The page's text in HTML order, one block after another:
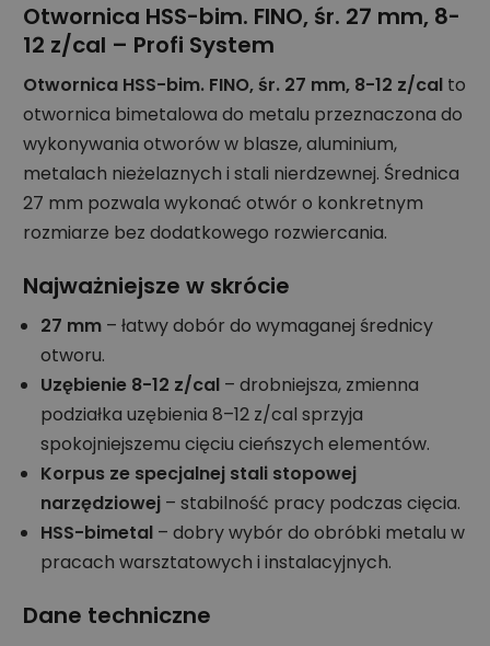
Otwornica HSS-bim. FINO, śr. 27 mm, 8-
12 z/cal – Profi System
Otwornica HSS-bim. FINO, śr. 27 mm, 8-12 z/cal to
otwornica bimetalowa do metalu przeznaczona do
wykonywania otworów w blasze, aluminium,
metalach nieżelaznych i stali nierdzewnej. Średnica
27 mm pozwala wykonać otwór o konkretnym
rozmiarze bez dodatkowego rozwiercania.
Najważniejsze w skrócie
27 mm – łatwy dobór do wymaganej średnicy
otworu.
Uzębienie 8-12 z/cal – drobniejsza, zmienna
podziałka uzębienia 8–12 z/cal sprzyja
spokojniejszemu cięciu cieńszych elementów.
Korpus ze specjalnej stali stopowej
narzędziowej – stabilność pracy podczas cięcia.
HSS-bimetal – dobry wybór do obróbki metalu w
pracach warsztatowych i instalacyjnych.
Dane techniczne